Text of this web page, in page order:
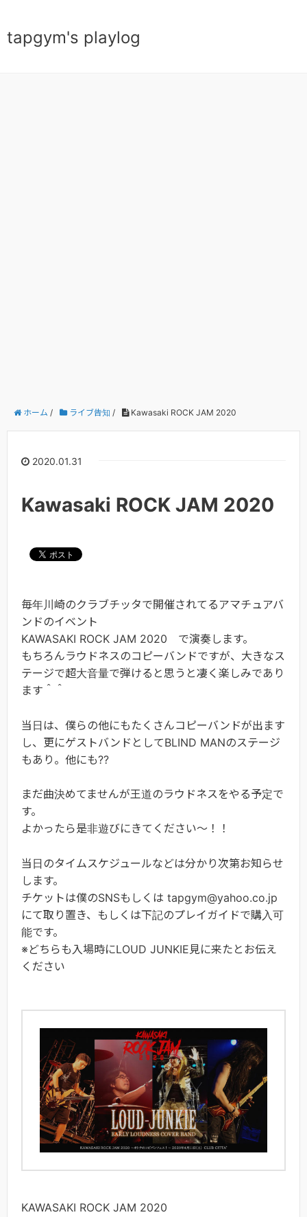
tapgym's playlog
ホーム / ライブ告知 / Kawasaki ROCK JAM 2020
2020.01.31
Kawasaki ROCK JAM 2020
毎年川崎のクラブチッタで開催されてるアマチュアバ
ンドのイベント
KAWASAKI ROCK JAM 2020 で演奏します。
もちろんラウドネスのコピーバンドですが、大きなス
テージで超大音量で弾けると思うと凄く楽しみであり
ます＾＾
当日は、僕らの他にもたくさんコピーバンドが出ます
し、更にゲストバンドとしてBLIND MANのステージ
もあり。他にも??
まだ曲決めてませんが王道のラウドネスをやる予定で
す。
よかったら是非遊びにきてください～！！
当日のタイムスケジュールなどは分かり次第お知らせ
します。
チケットは僕のSNSもしくは tapgym@yahoo.co.jp
にて取り置き、もしくは下記のプレイガイドで購入可
能です。
※どちらも入場時にLOUD JUNKIE見に来たとお伝え
ください
KAWASAKI ROCK JAM 2020